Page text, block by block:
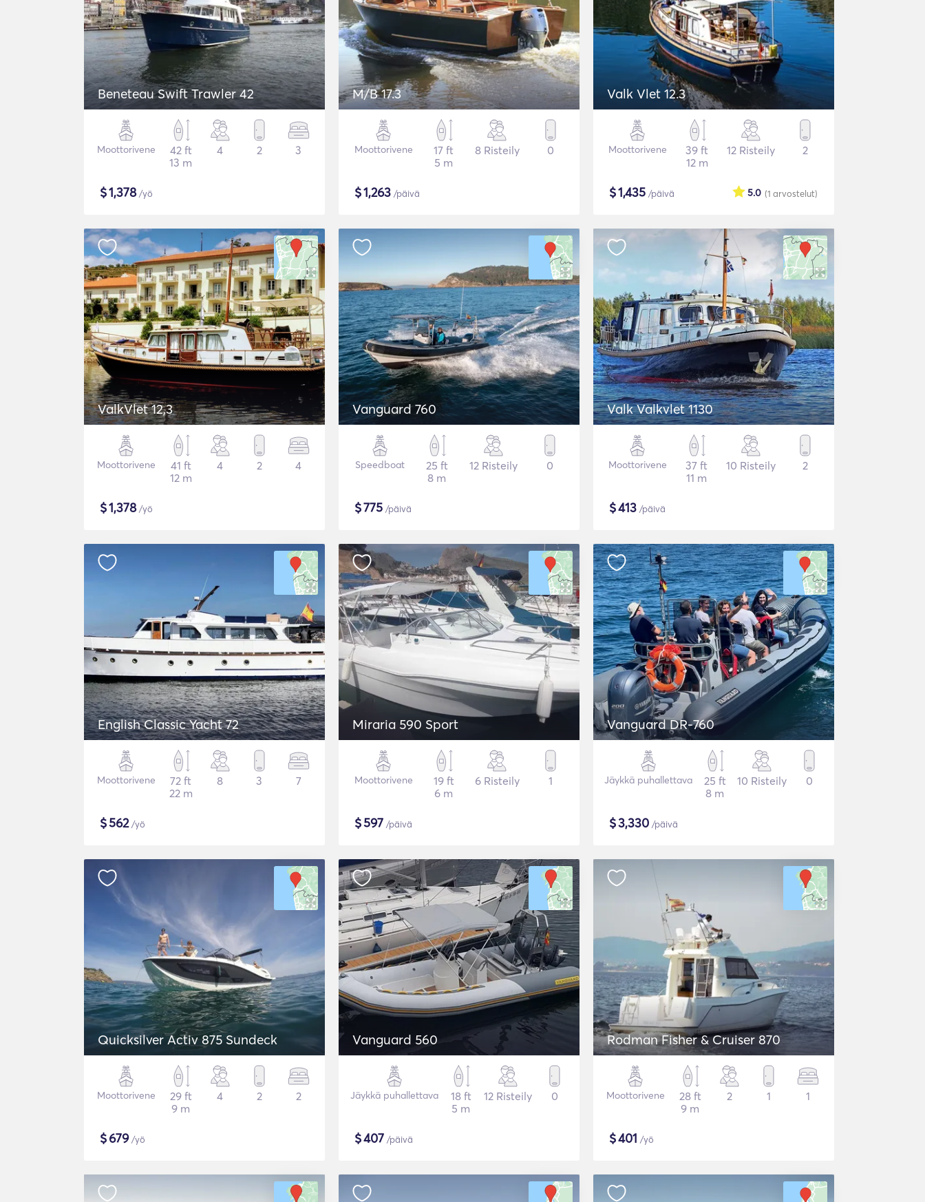
Beneteau Swift Trawler 42
Moottorivene
42 ft
13 m
4 2 3
$1,378/yö
M/B 17.3
Moottorivene
17 ft
5 m
8 Risteily 0
$1,263 /päivä
Valk Vlet 12.3
Moottorivene
39 ft
12 m
12 Risteily 2
$1,435 /päivä (1 arvostelut)
5.0
ValkVlet 12,3
Moottorivene
41 ft
12 m
4 2 4
$1,378/yö
Vanguard 760
Speedboat
25 ft
8 m
12 Risteily 0
$775 /päivä
Valk Valkvlet 1130
Moottorivene
37 ft
11 m
10 Risteily 2
$413 /päivä
English Classic Yacht 72
Moottorivene
72 ft
22 m
8 3 7
$562/yö
Miraria 590 Sport
Moottorivene
19 ft
6 m
6 Risteily 1
$597 /päivä
Vanguard DR-760
Jäykkä puhallettava
25 ft
8 m
10 Risteily 0
$3,330 /päivä
Quicksilver Activ 875 Sundeck
Moottorivene
29 ft
9 m
4 2 2
$679/yö
Vanguard 560
Jäykkä puhallettava
18 ft
5 m
12 Risteily 0
$407 /päivä
Rodman Fisher & Cruiser 870
Moottorivene
28 ft
9 m
2 1 1
$401 /yö